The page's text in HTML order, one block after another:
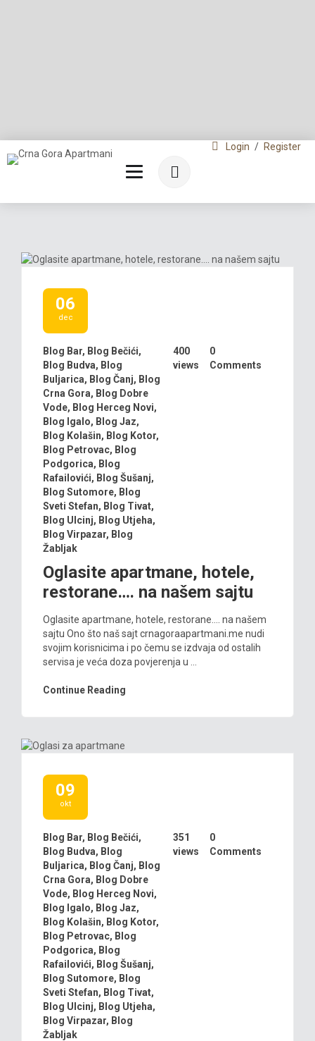
Login / Register
06
dec
Blog Bar, Blog Bečići,
Blog Budva, Blog
Buljarica, Blog Čanj, Blog
Crna Gora, Blog Dobre
Vode, Blog Herceg Novi,
Blog Igalo, Blog Jaz,
Blog Kolašin, Blog Kotor,
Blog Petrovac, Blog
Podgorica, Blog
Rafailovići, Blog Šušanj,
Blog Sutomore, Blog
Sveti Stefan, Blog Tivat,
Blog Ulcinj, Blog Utjeha,
Blog Virpazar, Blog
Žabljak
400
views
0
Comments
Oglasite apartmane, hotele,
restorane…. na našem sajtu
Oglasite apartmane, hotele, restorane…. na našem
sajtu Ono što naš sajt crnagoraapartmani.me nudi
svojim korisnicima i po čemu se izdvaja od ostalih
servisa je veća doza povjerenja u ...
Continue Reading
09
okt
Blog Bar, Blog Bečići,
Blog Budva, Blog
Buljarica, Blog Čanj, Blog
Crna Gora, Blog Dobre
Vode, Blog Herceg Novi,
Blog Igalo, Blog Jaz,
Blog Kolašin, Blog Kotor,
Blog Petrovac, Blog
Podgorica, Blog
Rafailovići, Blog Šušanj,
Blog Sutomore, Blog
Sveti Stefan, Blog Tivat,
Blog Ulcinj, Blog Utjeha,
Blog Virpazar, Blog
Žabljak
351
views
0
Comments